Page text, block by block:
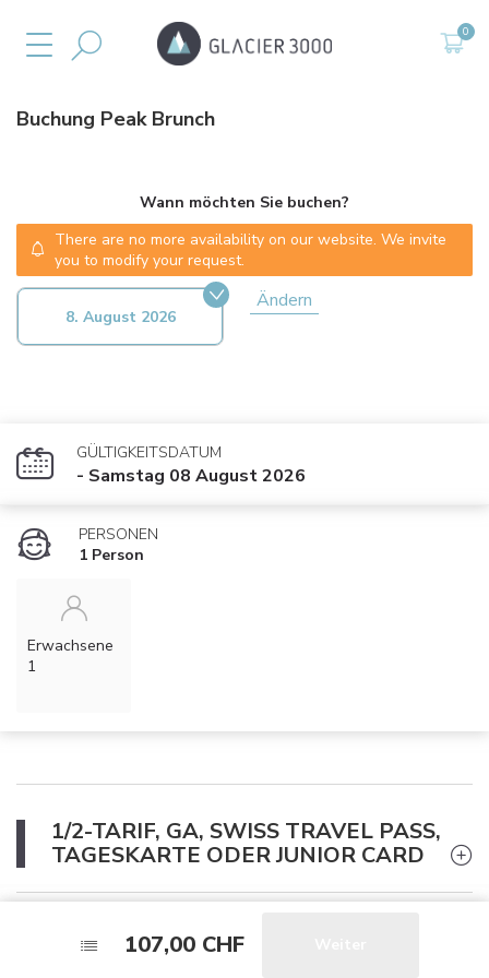
Buchung Peak Brunch
Wann möchten Sie buchen?
There are no more availability on our website. We invite
you to modify your request.
8. August 2026
Ändern
GÜLTIGKEITSDATUM
- Samstag 08 August 2026
PERSONEN
1 Person
Erwachsene
1
107,00 CHF
1/2-TARIF, GA, SWISS TRAVEL PASS,
TAGESKARTE ODER JUNIOR CARD
PEAK BRUNCH
107,00 CHF